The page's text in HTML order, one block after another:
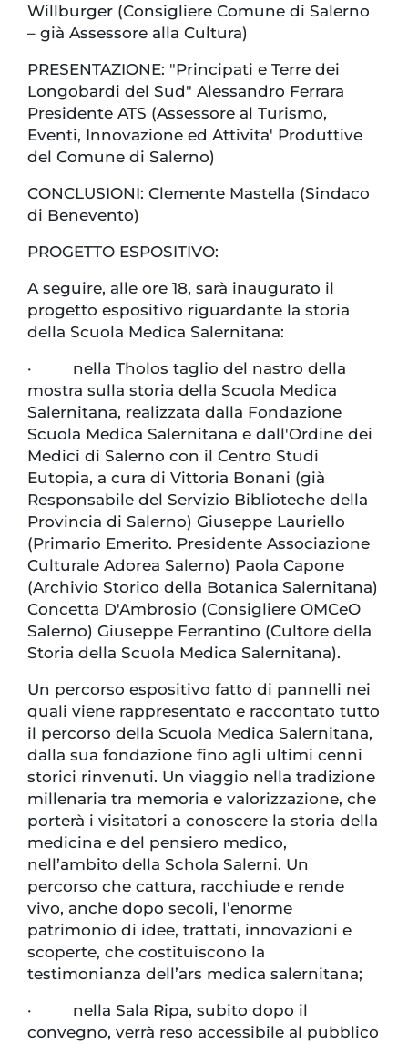
Willburger (Consigliere Comune di Salerno
– già Assessore alla Cultura)
PRESENTAZIONE: "Principati e Terre dei
Longobardi del Sud" Alessandro Ferrara
Presidente ATS (Assessore al Turismo,
Eventi, Innovazione ed Attivita' Produttive
del Comune di Salerno)
CONCLUSIONI: Clemente Mastella (Sindaco
di Benevento)
PROGETTO ESPOSITIVO:
A seguire, alle ore 18, sarà inaugurato il
progetto espositivo riguardante la storia
della Scuola Medica Salernitana:
· nella Tholos taglio del nastro della
mostra sulla storia della Scuola Medica
Salernitana, realizzata dalla Fondazione
Scuola Medica Salernitana e dall'Ordine dei
Medici di Salerno con il Centro Studi
Eutopia, a cura di Vittoria Bonani (già
Responsabile del Servizio Biblioteche della
Provincia di Salerno) Giuseppe Lauriello
(Primario Emerito. Presidente Associazione
Culturale Adorea Salerno) Paola Capone
(Archivio Storico della Botanica Salernitana)
Concetta D'Ambrosio (Consigliere OMCeO
Salerno) Giuseppe Ferrantino (Cultore della
Storia della Scuola Medica Salernitana).
Un percorso espositivo fatto di pannelli nei
quali viene rappresentato e raccontato tutto
il percorso della Scuola Medica Salernitana,
dalla sua fondazione fino agli ultimi cenni
storici rinvenuti. Un viaggio nella tradizione
millenaria tra memoria e valorizzazione, che
porterà i visitatori a conoscere la storia della
medicina e del pensiero medico,
nell’ambito della Schola Salerni. Un
percorso che cattura, racchiude e rende
vivo, anche dopo secoli, l’enorme
patrimonio di idee, trattati, innovazioni e
scoperte, che costituiscono la
testimonianza dell’ars medica salernitana;
· nella Sala Ripa, subito dopo il
convegno, verrà reso accessibile al pubblico